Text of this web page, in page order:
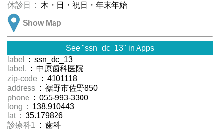
休診日
: 木・日・祝日・年末年始
Show Map
See "ssn_dc_13" in Apps
label
: ssn_dc_13
label, : 中原歯科医院
zip-code : 4101118
address : 裾野市佐野850
phone : 055-993-3300
long : 138.910443
lat : 35.179826
診療科1 : 歯科